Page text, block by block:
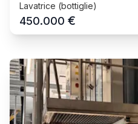
Lavatrice (bottiglie)
450.000 €